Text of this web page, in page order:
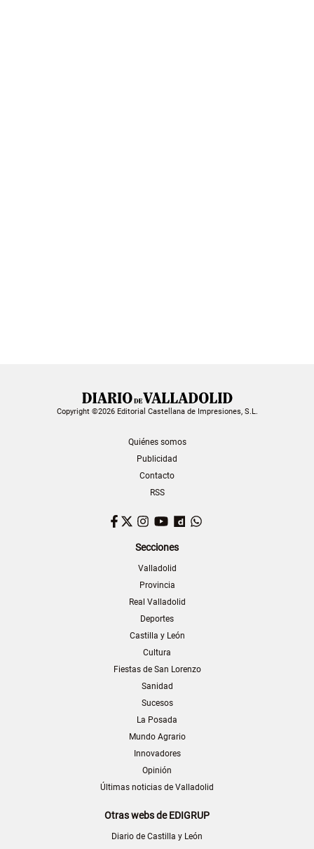
Copyright ©2026 Editorial Castellana de Impresiones, S.L.
Quiénes somos
Publicidad
Contacto
RSS
Facebook
TwitterInstagram
YouTubeDailymotion
Secciones
Valladolid
Provincia
Real Valladolid
Deportes
Castilla y León
Cultura
Fiestas de San Lorenzo
Sanidad
Sucesos
La Posada
Mundo Agrario
Innovadores
Opinión
Últimas noticias de Valladolid
Otras webs de EDIGRUP
Diario de Castilla y León